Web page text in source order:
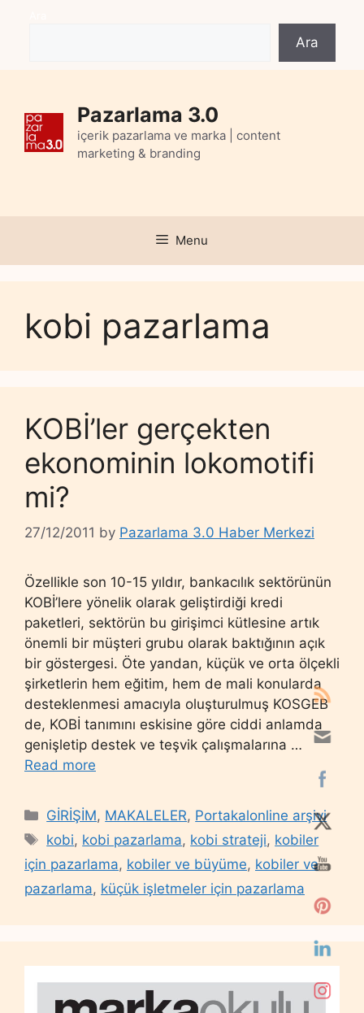
Ara
Pazarlama 3.0
içerik pazarlama ve marka | content
marketing & branding
Menu
kobi pazarlama
KOBİ’ler gerçekten
ekonominin lokomotifi
mi?
27/12/2011 by Pazarlama 3.0 Haber Merkezi
Özellikle son 10-15 yıldır, bankacılık sektörünün
KOBİ’lere yönelik olarak geliştirdiği kredi
paketleri, sektörün bu girişimci kütlesine artık
önemli bir müşteri grubu olarak baktığının açık
bir göstergesi. Öte yandan, küçük ve orta ölçekli
şirketlerin hem eğitim, hem de mali konularda
desteklenmesi amacıyla oluşturulmuş KOSGEB
de, KOBİ tanımını eskisine göre ciddi anlamda
genişletip destek ve teşvik çalışmalarına …
Read more
Categories
GİRİŞİM, MAKALELER, Portakalonline arşivi
Tags
kobi, kobi pazarlama, kobi strateji, kobiler
için pazarlama, kobiler ve büyüme, kobiler ve
pazarlama, küçük işletmeler için pazarlama